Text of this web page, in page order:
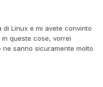
Linux e mi avete convinto
queste cose, vorrei
sanno sicuramente molto